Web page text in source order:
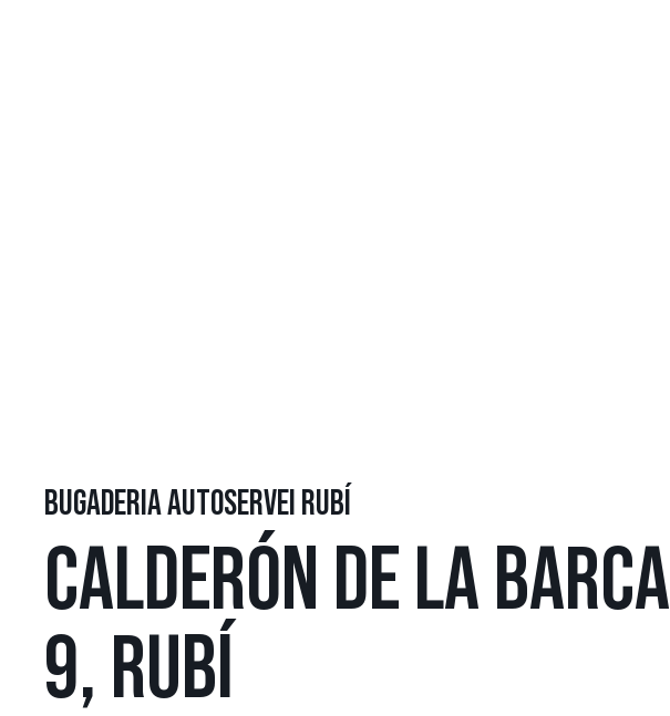
BUGADERIA AUTOSERVEI RUBÍ
CALDERÓN DE LA BARCA
9, RUBÍ